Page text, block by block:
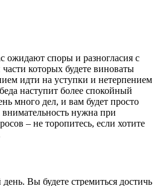
ожидают споры и разногласия с
которых будете виноваты
идти на уступки и нетерпением
наступит более спокойный
много дел, и вам будет просто
внимательность нужна при
– не торопитесь, если хотите
Вы будете стремиться достичь